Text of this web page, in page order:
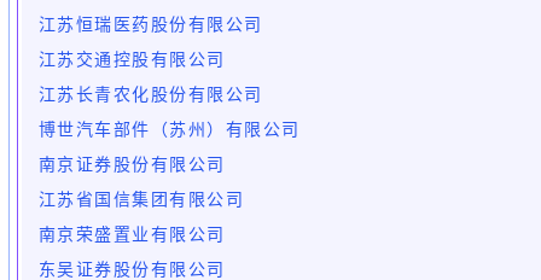
江苏恒瑞医药股份有限公司
江苏交通控股有限公司
江苏长青农化股份有限公司
博世汽车部件（苏州）有限公司
南京证券股份有限公司
江苏省国信集团有限公司
南京荣盛置业有限公司
东吴证券股份有限公司